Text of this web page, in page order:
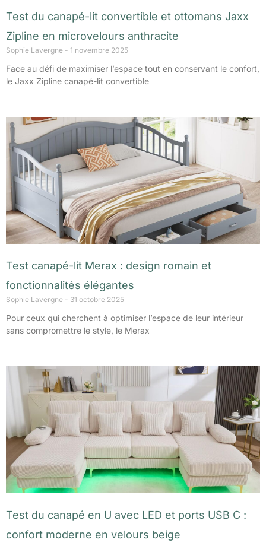
Test du canapé-lit convertible et ottomans Jaxx
Zipline en microvelours anthracite
Sophie Lavergne 1 novembre 2025
Face au défi de maximiser l’espace tout en conservant le confort,
le Jaxx Zipline canapé-lit convertible
Test canapé-lit Merax : design romain et
fonctionnalités élégantes
Sophie Lavergne 31 octobre 2025
Pour ceux qui cherchent à optimiser l’espace de leur intérieur
sans compromettre le style, le Merax
Test du canapé en U avec LED et ports USB C :
confort moderne en velours beige